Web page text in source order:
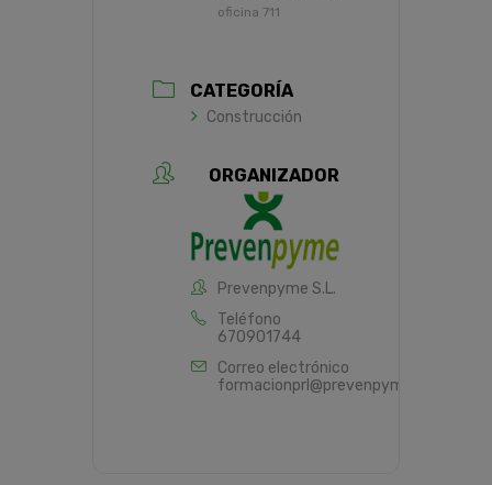
oficina 711
CATEGORÍA
Construcción
ORGANIZADOR
Prevenpyme S.L.
Teléfono
670901744
Correo electrónico
formacionprl@prevenpyme.es